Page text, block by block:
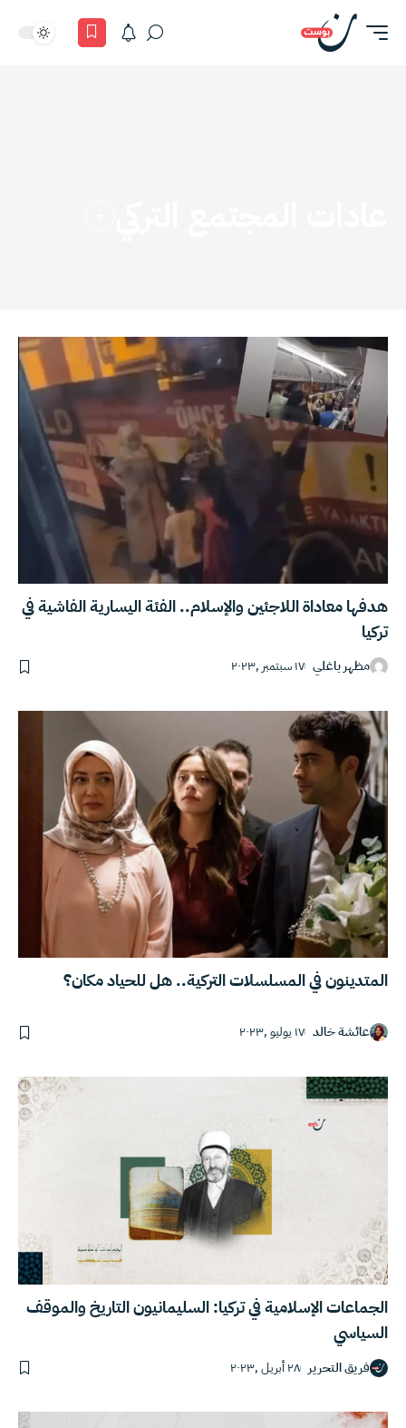
هدفها معاداة اللاجئين والإسلام.. الفئة اليسارية الفاشية في
تركيا
مظهر باغلي ١٧ سبتمبر ,٢٠٢٣
المتدينون في المسلسلات التركية.. هل للحياد مكان؟
عائشة خالد ١٧ يوليو ,٢٠٢٣
الجماعات الإسلامية في تركيا: السليمانيون التاريخ والموقف
السياسي
فريق التحرير ٢٨ أبريل ,٢٠٢٣